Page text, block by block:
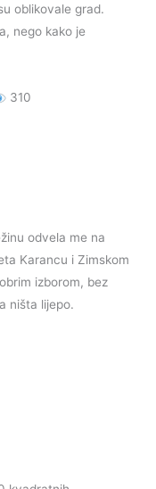
oblikovale grad.
nego kako je
310
odvela me na
Karancu i Zimskom
izborom, bez
ništa lijepo.